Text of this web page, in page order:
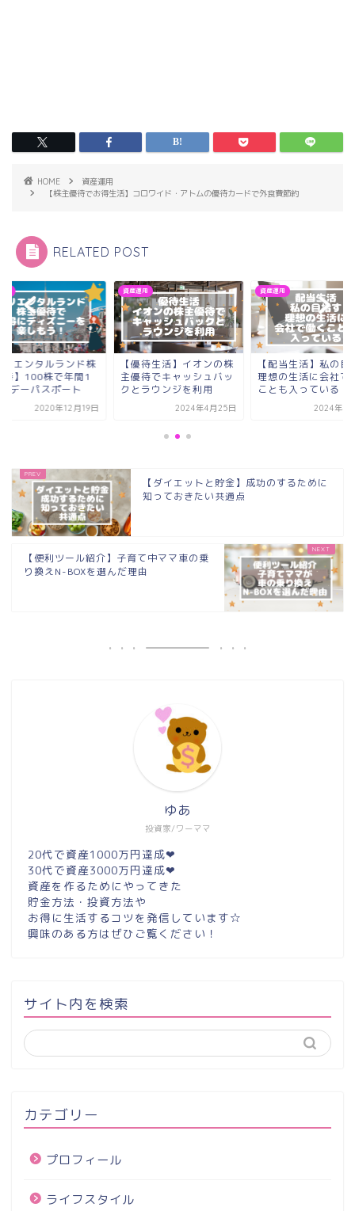
HOME
資産運用
【株主優待でお得生活】コロワイド・アトムの優待カードで外食費節約
RELATED POST
リエンタルランド株
待】100株で年間1
1デーパスポート
2020年12月19日
資産運用
【優待生活】イオンの株
主優待でキャッシュバッ
クとラウンジを利用
2024年4月25日
資産運用
【配当生活】私の目
理想の生活に会社で
ことも入っている
2024年4
【ダイエットと貯金】成功のするために
知っておきたい共通点
【便利ツール紹介】子育て中ママ車の乗
り換えN-BOXを選んだ理由
投資家/ワーママ
ゆあ
20代で資産1000万円達成❤︎
30代で資産3000万円達成❤︎
資産を作るためにやってきた
貯金方法・投資方法や
お得に生活するコツを発信しています☆
興味のある方はぜひご覧ください！
サイト内を検索
カテゴリー
プロフィール
ライフスタイル